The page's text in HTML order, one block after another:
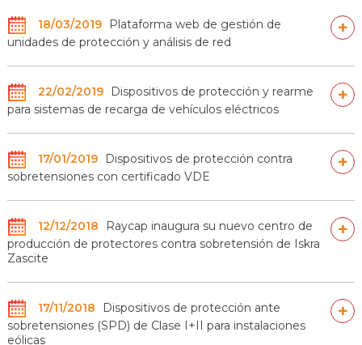
18/03/2019
Plataforma web de gestión de
unidades de protección y análisis de red
+
22/02/2019
Dispositivos de protección y rearme
para sistemas de recarga de vehículos eléctricos
+
17/01/2019
Dispositivos de protección contra
sobretensiones con certificado VDE
+
12/12/2018
Raycap inaugura su nuevo centro de
producción de protectores contra sobretensión de Iskra
Zascite
+
17/11/2018
Dispositivos de protección ante
sobretensiones (SPD) de Clase I+II para instalaciones
eólicas
+